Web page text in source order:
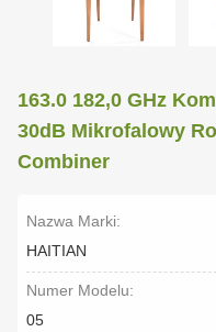
163.0 182,0 GHz
30dB Mikrofalowy
Combiner
Nazwa Marki:
HAITIAN
Numer Modelu:
05